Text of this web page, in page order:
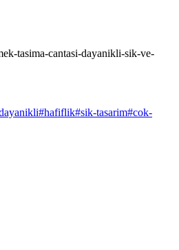
tasima-cantasi-dayanikli-sik-ve-
#hafiflik#sik-tasarim#cok-